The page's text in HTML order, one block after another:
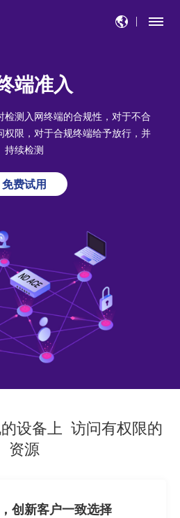
端准入
测入网终端的合规性，对于不合
权限，对于合规终端给予放行，并
持续检测
免费试用
设备上 访问有权限的
资源
创新客户一致选择